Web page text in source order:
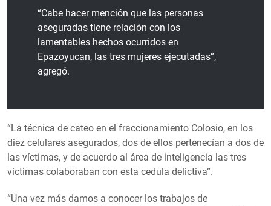
“Cabe hacer mención que las personas
aseguradas tiene relación con los
lamentables hechos ocurridos en
Epazoyucan, las tres mujeres ejecutadas”,
agregó.
“La técnica de cateo en el fraccionamiento Colosio, en los
diez celulares asegurados, dos de ellos pertenecían a dos de
las víctimas, y de acuerdo al área de inteligencia las tres
víctimas colaboraban con esta cedula delictiva”.
“Una vez más damos a conocer los trabajos de